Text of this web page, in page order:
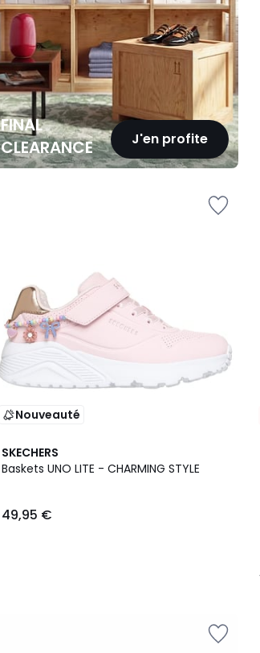
FINAL
CLEARANCE
J'en profite
Nouveauté
SKECHERS
Baskets UNO LITE - CHARMING STYLE
49,95 €